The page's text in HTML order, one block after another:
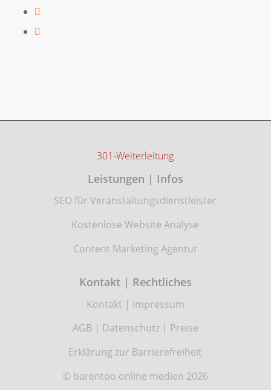
301-Weiterleitung
Leistungen | Infos
SEO für Veranstaltungsdienstleister
Kostenlose Website Analyse
Content Marketing Agentur
Kontakt | Rechtliches
Kontakt | Impressum
AGB| Datenschutz| Preise
Erklärung zur Barrierefreiheit
© barentoo online medien 2026